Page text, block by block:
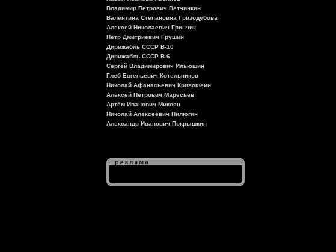
Владимир Петрович Ветчинкин
Валентина Степановна Гризодубова
Алексей Николаевич Гринчик
Пётр Дмитриевич Грушин
Дирижабль СССР В-10
Дирижабль СССР В-6
Сергей Владимирович Ильюшин
Глеб Евгеньевич Котельников
Николай Афанасьевич Кривошеин
Алексей Петрович Маресьев
Артём Иванович Микоян
Николай Алексеевич Пилюгин
Александр Иванович Покрышкин